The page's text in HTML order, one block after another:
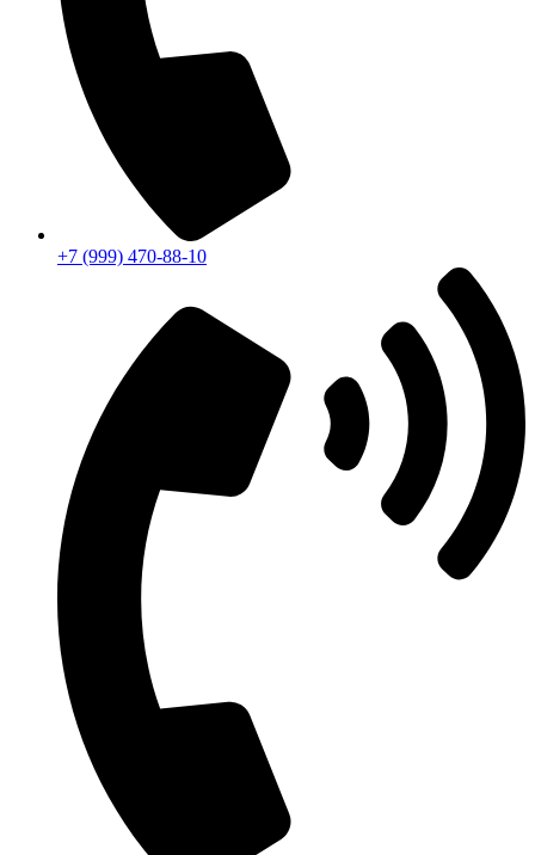
+7 (999) 470-88-10